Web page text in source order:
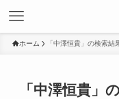
ホーム 「中澤恒貴」の検索結
「中澤恒貴」